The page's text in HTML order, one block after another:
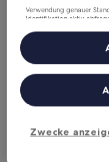
Gästehaus
Gästehaus Centro
Verwendung genauer
Identifikation aktiv
Inhalte, Messung von
Zielgruppenforschung
Liste der Partner
Zwecke